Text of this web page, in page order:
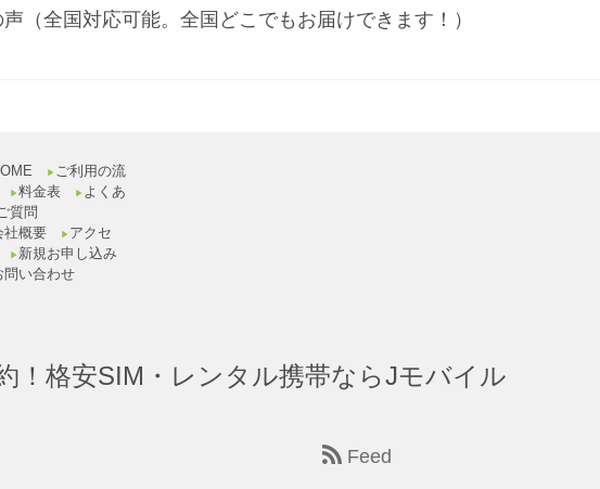
（全国対応可能。全国どこでもお届けできます！）
▶︎ ご利用の流
▶︎ 料金表 ▶︎ よくあ
質問
社概要 ▶︎ アクセ
▶︎ 新規お申し込み
問い合わせ
！格安SIM・レンタル携帯ならJモバイル
Feed